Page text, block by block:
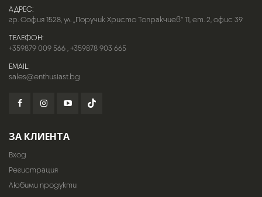
АДРЕС:
гр. София 1528, ул. „Поручик Христо Топракчиев“ 11, ет. 2, офис 39
ТЕЛЕФОН:
+359879 009 566,+359878 903 665
EMAIL:
sales@enthusiast.bg
ЗА КЛИЕНТА
Вход
Регистрация
Любими продукти